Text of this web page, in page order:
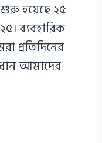
শুরু হয়েছে ২৫
ব্যবহারিক
প্রতিদিনের
আমাদের